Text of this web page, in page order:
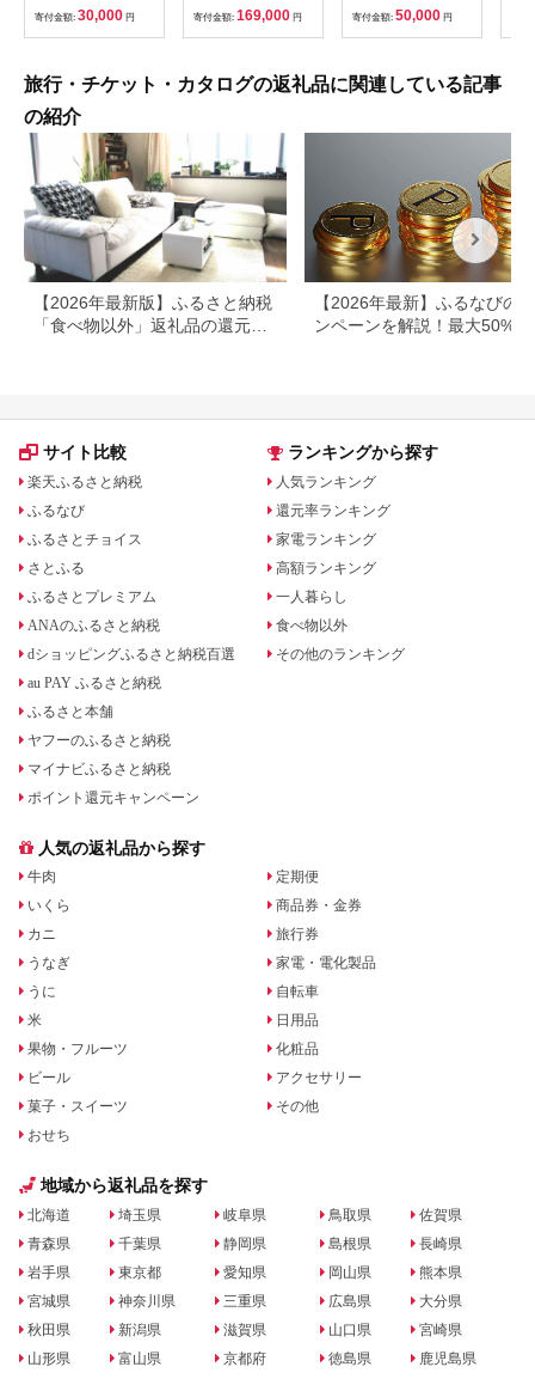
分:GAタイプ)
【1044937】
寄付金額: 30,000 円
菜 手作り 大磯名産品
和風おかず おつまみ
お土産 父の日 贈答品
お歳暮 食品 敬老の日
おかず 有名地元店 こ
寄付金額: 169,000 円 寄付金額: 50,000 円
旅行・チケット・カタログの返礼品に関連している記事
の紹介
【2026年最新版】ふるさと納税
「食べ物以外」返礼品の還元率
【2026年最新】ふるなびの
ンペーンを解説！最大50%還
サイト比較
楽天ふるさと納税
ふるなび
ふるさとチョイス
さとふる
ふるさとプレミアム
ANAのふるさと納税
dショッピングふるさと納税百選
au PAY ふるさと納税
ふるさと本舗
ヤフーのふるさと納税
マイナビふるさと納税
ポイント還元キャンペーン
ランキングから探す
人気ランキング
還元率ランキング
家電ランキング
高額ランキング
一人暮らし
食べ物以外
その他のランキング
人気の返礼品から探す
牛肉
いくら
カニ
うなぎ
うに
米
果物・フルーツ
ビール
菓子・スイーツ
おせち
定期便
商品券・金券
旅行券
家電・電化製品
自転車
日用品
化粧品
アクセサリー
その他
地域から返礼品を探す
北海道
青森県
岩手県
宮城県
秋田県
山形県
埼玉県
千葉県
東京都
神奈川県
新潟県
富山県
岐阜県
静岡県
愛知県
三重県
滋賀県
京都府
鳥取県
島根県
岡山県
広島県
山口県
徳島県
佐賀県
長崎県
熊本県
大分県
宮崎県
鹿児島県